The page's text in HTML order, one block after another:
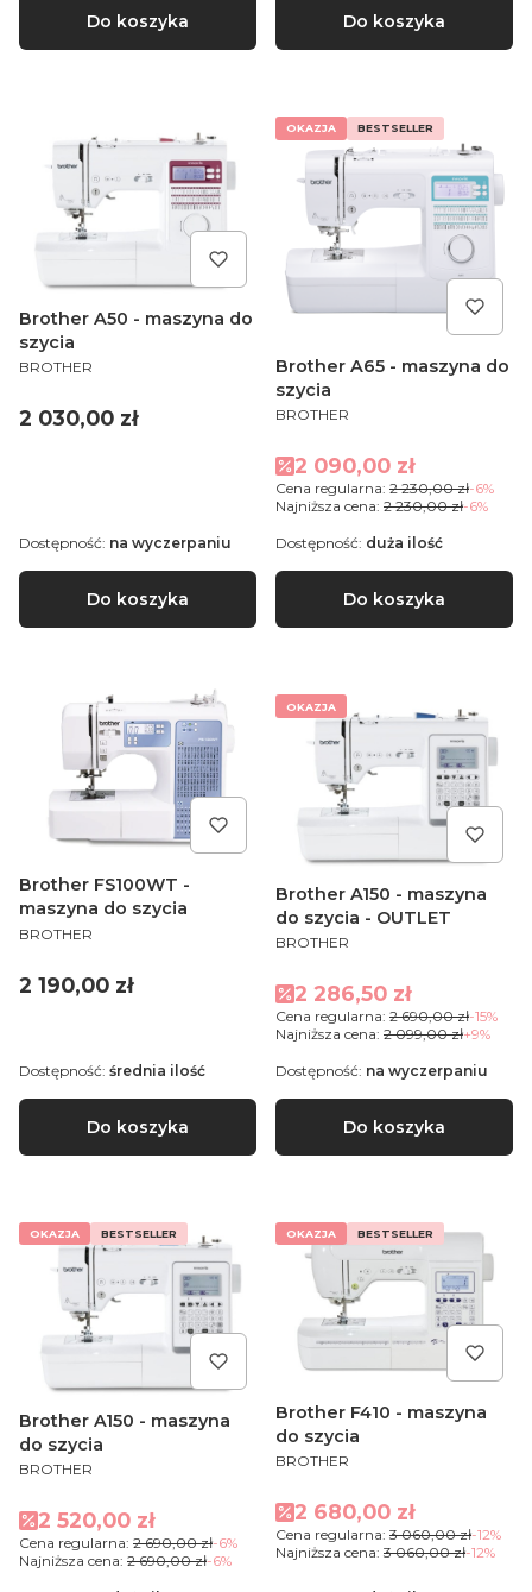
Do koszyka Do koszyka
Brother A50 - maszyna do
szycia
PRODUCENT
BROTHER
Cena
2 030,00 zł
Do koszyka
Dostępność: na wyczerpaniu
OKAZJA BESTSELLER
Brother A65 - maszyna do
szycia
PRODUCENT
BROTHER
Cena promocyjna
2 090,00 zł
Cena regularna: 2 230,00 zł-6%
Najniższa cena: 2 230,00 zł-6%
Do koszyka
Dostępność: duża ilość
Brother FS100WT -
maszyna do szycia
PRODUCENT
BROTHER
Cena
2 190,00 zł
Do koszyka
Dostępność: średnia ilość
OKAZJA
Brother A150 - maszyna
do szycia - OUTLET
PRODUCENT
BROTHER
Cena promocyjna
2 286,50 zł
Cena regularna: 2 690,00 zł-15%
Najniższa cena: 2 099,00 zł+9%
Do koszyka
Dostępność: na wyczerpaniu
OKAZJA BESTSELLER
Brother A150 - maszyna
do szycia
PRODUCENT
BROTHER
Cena promocyjna
2 520,00 zł
Cena regularna: 2 690,00 zł-6%
Najniższa cena: 2 690,00 zł-6%
OKAZJA BESTSELLER
Brother F410 - maszyna
do szycia
PRODUCENT
BROTHER
Cena promocyjna
2 680,00 zł
Cena regularna: 3 060,00 zł-12%
Najniższa cena: 3 060,00 zł-12%